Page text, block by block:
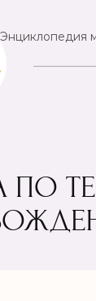
Энциклопедия
ПО